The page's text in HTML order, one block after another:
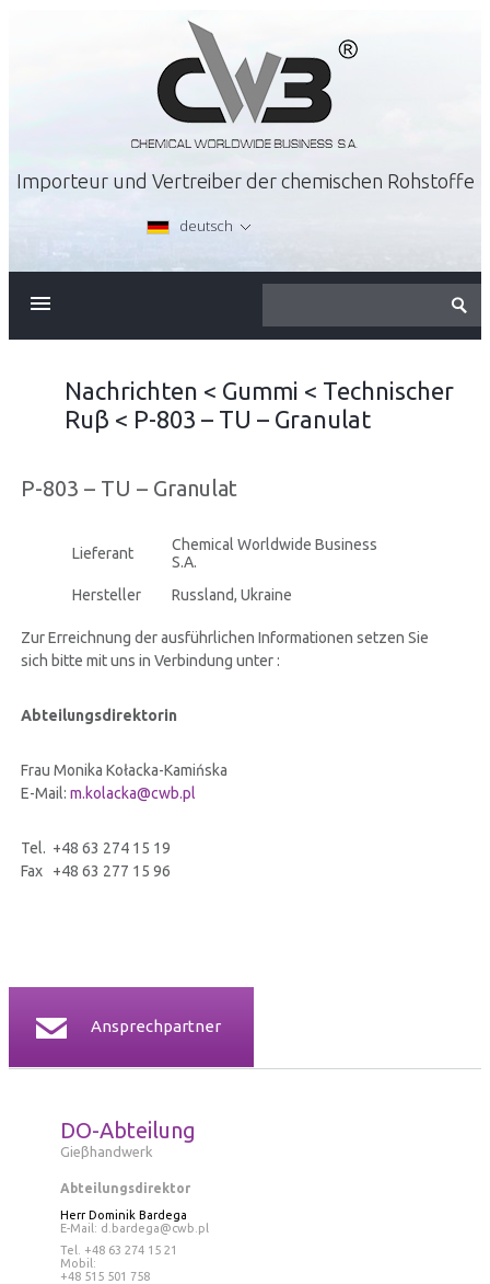
Importeur und Vertreiber der chemischen Rohstoffe
deutsch
INFORMATIONSSICHERHEIT
KONTAKT
Nachrichten < Gummi < Technischer
Ruβ < P-803 – TU – Granulat
P-803 – TU – Granulat
Lieferant
Chemical Worldwide Business
S.A.
Hersteller
Russland, Ukraine
Zur Erreichnung der ausführlichen Informationen setzen Sie
sich bitte mit uns in Verbindung unter :
Abteilungsdirektorin
Frau Monika Kołacka-Kamińska
E-Mail: m.kolacka@cwb.pl
Tel. +48 63 274 15 19
Fax +48 63 277 15 96
Ansprechpartner
DO-Abteilung
Gieβhandwerk
Abteilungsdirektor
Herr Dominik Bardega
E-Mail: d.bardega@cwb.pl
Tel. +48 63 274 15 21
Mobil:
+48 515 501 758